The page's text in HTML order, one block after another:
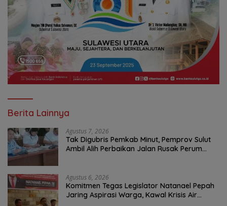
Berita Lainnya
Agustus 7, 2026
Tak Digubris Pemkab Minut, Pemprov Sulut
Ambil Alih Perbaikan Jalan Rusak Perum
Agustus 6, 2026
Komitmen Tegas Legislator Natanael Pepah
Jaring Aspirasi Warga, Kawal Krisis Air